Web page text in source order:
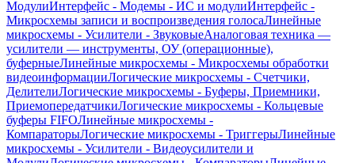
МодулиИнтерфейс - Модемы - ИС и модулиИнтерфейс -
Микросхемы записи и воспроизведения голосаЛинейные
микросхемы - Усилители - ЗвуковыеАналоговая техника —
усилители — инструменты, ОУ (операционные),
буферныеЛинейные микросхемы - Микросхемы обработки
видеоинформацииЛогические микросхемы - Счетчики,
ДелителиЛогические микросхемы - Буферы, Приемники,
ПриемопередатчикиЛогические микросхемы - Кольцевые
буферы FIFOЛинейные микросхемы -
КомпараторыЛогические микросхемы - ТриггерыЛинейные
микросхемы - Усилители - Видеоусилители и